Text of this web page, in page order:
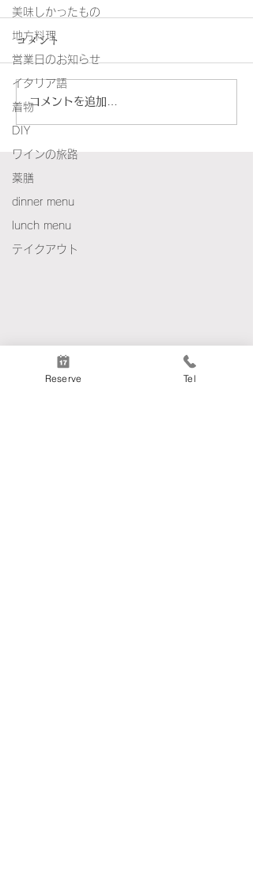
美味しかったもの
地方料理
営業日のお知らせ
イタリア語
着物
DIY
ワインの旅路
薬膳
dinner menu
lunch menu
テイクアウト
プローチダ島風レモンと
コメント
コメントを追加…
Reserve Tel